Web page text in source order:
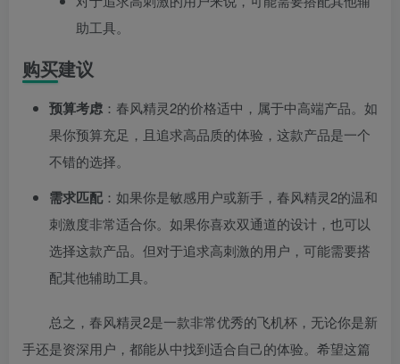
助工具。
购买建议
预算考虑 ：春风精灵2的价格适中，属于中高端产品。如
果你预算充足，且追求高品质的体验，这款产品是一个
不错的选择。
需求匹配：如果你是敏感用户或新手，春风精灵2的温和
刺激度非常适合你。如果你喜欢双通道的设计，也可以
选择这款产品。但对于追求高刺激的用户，可能需要搭
配其他辅助工具。
总之，春风精灵2是一款非常优秀的飞机杯，无论你是新
手还是资深用户，都能从中找到适合自己的体验。希望这篇